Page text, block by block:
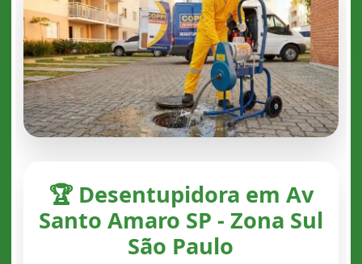
🏆 Desentupidora em Av
Santo Amaro SP - Zona Sul
São Paulo